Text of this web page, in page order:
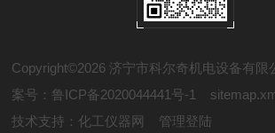
Copyright©2026 济宁市科尔奇机电设备有
案号：鲁ICP备2020044441号-1
技术支持： 化工仪器网 管理登陆